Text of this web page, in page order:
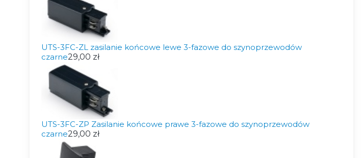
UTS-3FC-ZL zasilanie końcowe lewe 3-fazowe do szynoprzewodów
czarne29,00 zł
UTS-3FC-ZP Zasilanie końcowe prawe 3-fazowe do szynoprzewodów
czarne29,00 zł